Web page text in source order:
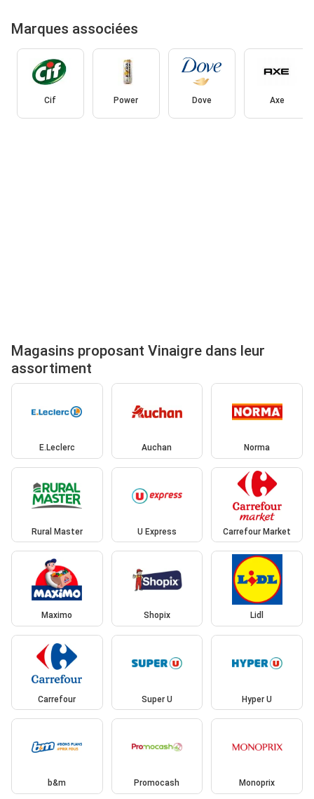
Marques associées
Cif Power Dove Axe
Magasins proposant Vinaigre dans leur
assortiment
E.Leclerc Auchan Norma
Rural Master U Express Carrefour Market
Maximo Shopix Lidl
Carrefour Super U Hyper U
b&m Promocash Monoprix